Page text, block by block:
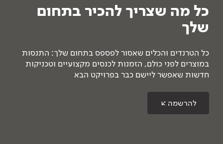
כל מה שצריך להכיר בתחום
שלך
כל הטרנדים והכלים שאסור לפספס בתחום שלך: התנסות
במוצרים לפני כולם, הזמנות לכנסים מקצועיים וטכניקות
חדשות שאפשר ליישם כבר בפרויקט הבא
להרשמה